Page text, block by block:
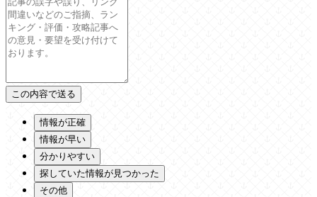
情報が正確
情報が早い
分かりやすい
探していた情報が見つかった
その他